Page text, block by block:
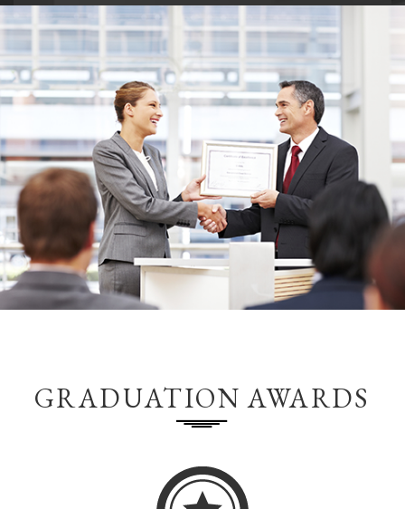
GRADUATION AWARDS